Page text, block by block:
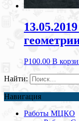
Р100.00 В
Найти:
Навигация
Работы МЦКО